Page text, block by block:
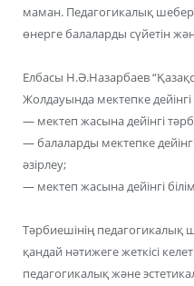
маман. Педагогикалық
өнерге балаларды сүйетін
Елбасы Н.Ә.Назарбаев
Жолдауында мектепке
— мектеп жасына дейінгі
— балаларды мектепке
әзірлеу;
— мектеп жасына дейінгі
Тәрбиешінің педагогикалық
қандай нәтижеге жеткісі
педагогикалық және